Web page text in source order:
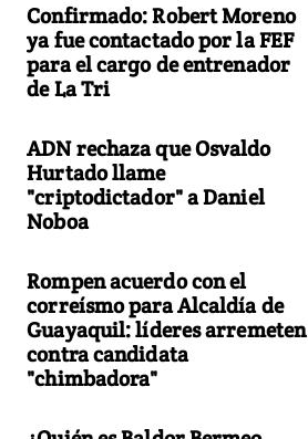
Confirmado: Robert Moreno
ya fue contactado por la FEF
para el cargo de entrenador
de La Tri
ADN rechaza que Osvaldo
Hurtado llame
"criptodictador" a Daniel
Noboa
Rompen acuerdo con el
correísmo para Alcaldía de
Guayaquil: líderes arremeten
contra candidata
"chimbadora"